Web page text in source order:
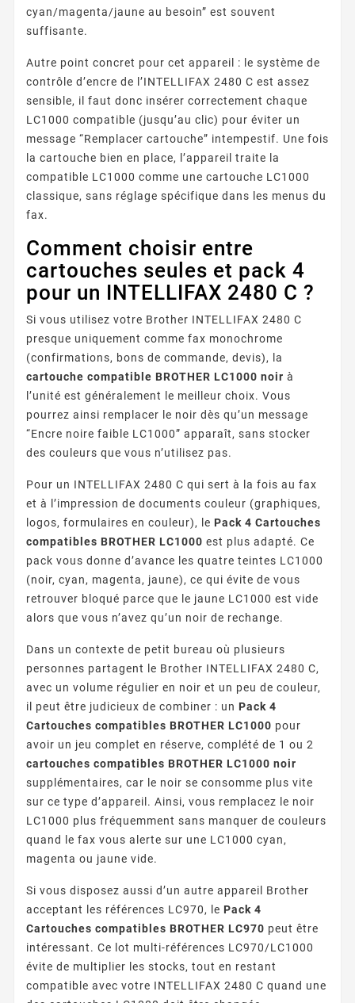
cyan/magenta/jaune au besoin” est souvent
suffisante.
Autre point concret pour cet appareil : le système de
contrôle d’encre de l’INTELLIFAX 2480 C est assez
sensible, il faut donc insérer correctement chaque
LC1000 compatible (jusqu’au clic) pour éviter un
message “Remplacer cartouche” intempestif. Une fois
la cartouche bien en place, l’appareil traite la
compatible LC1000 comme une cartouche LC1000
classique, sans réglage spécifique dans les menus du
fax.
Comment choisir entre
cartouches seules et pack 4
pour un INTELLIFAX 2480 C ?
Si vous utilisez votre Brother INTELLIFAX 2480 C
presque uniquement comme fax monochrome
(confirmations, bons de commande, devis), la
cartouche compatible BROTHER LC1000 noir à
l’unité est généralement le meilleur choix. Vous
pourrez ainsi remplacer le noir dès qu’un message
“Encre noire faible LC1000” apparaît, sans stocker
des couleurs que vous n’utilisez pas.
Pour un INTELLIFAX 2480 C qui sert à la fois au fax
et à l’impression de documents couleur (graphiques,
logos, formulaires en couleur), le Pack 4 Cartouches
compatibles BROTHER LC1000 est plus adapté. Ce
pack vous donne d’avance les quatre teintes LC1000
(noir, cyan, magenta, jaune), ce qui évite de vous
retrouver bloqué parce que le jaune LC1000 est vide
alors que vous n’avez qu’un noir de rechange.
Dans un contexte de petit bureau où plusieurs
personnes partagent le Brother INTELLIFAX 2480 C,
avec un volume régulier en noir et un peu de couleur,
il peut être judicieux de combiner : un Pack 4
Cartouches compatibles BROTHER LC1000 pour
avoir un jeu complet en réserve, complété de 1 ou 2
cartouches compatibles BROTHER LC1000 noir
supplémentaires, car le noir se consomme plus vite
sur ce type d’appareil. Ainsi, vous remplacez le noir
LC1000 plus fréquemment sans manquer de couleurs
quand le fax vous alerte sur une LC1000 cyan,
magenta ou jaune vide.
Si vous disposez aussi d’un autre appareil Brother
acceptant les références LC970, le Pack 4
Cartouches compatibles BROTHER LC970 peut être
intéressant. Ce lot multi-références LC970/LC1000
évite de multiplier les stocks, tout en restant
compatible avec votre INTELLIFAX 2480 C quand une